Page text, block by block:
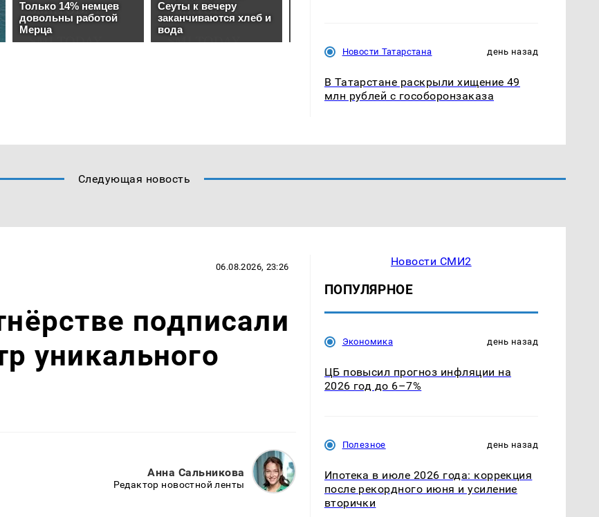
Новости Татарстана день назад
В Татарстане раскрыли хищение 49
млн рублей с гособоронзаказа
Следующая новость
06.08.2026, 23:26
подписали
уникального
Анна Сальникова
Редактор новостной ленты
Новости СМИ2
ПОПУЛЯРНОЕ
Экономика день назад
ЦБ повысил прогноз инфляции на
2026 год до 6–7%
Полезное день назад
Ипотека в июле 2026 года: коррекция
после рекордного июня и усиление
вторички